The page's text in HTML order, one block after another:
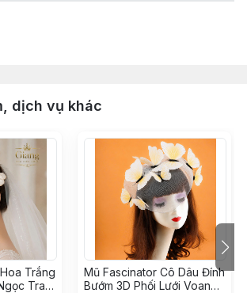
dịch vụ khác
Trắng
Trai
Mũ Fascinator Cô Dâu Đính
Bướm 3D Phối Lưới Voan